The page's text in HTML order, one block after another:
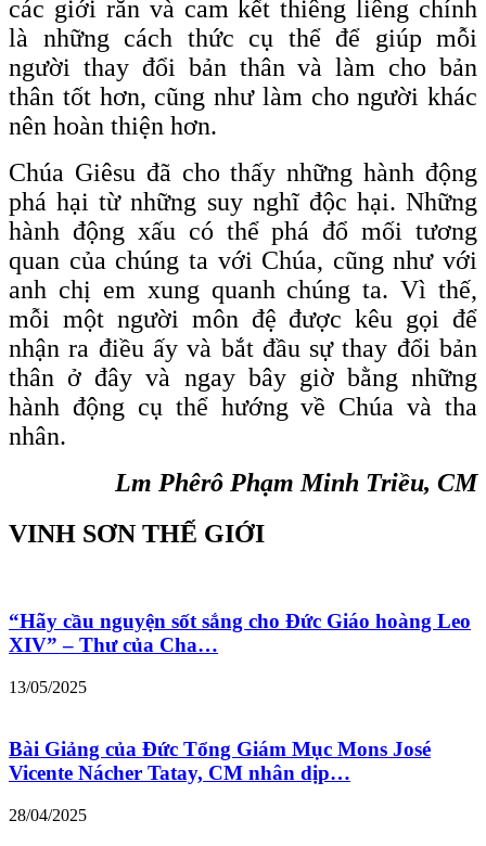
các giới răn và cam kết thiêng liêng chính
là những cách thức cụ thể để giúp mỗi
người thay đổi bản thân và làm cho bản
thân tốt hơn, cũng như làm cho người khác
nên hoàn thiện hơn.
Chúa Giêsu đã cho thấy những hành động
phá hại từ những suy nghĩ độc hại. Những
hành động xấu có thể phá đổ mối tương
quan của chúng ta với Chúa, cũng như với
anh chị em xung quanh chúng ta. Vì thế,
mỗi một người môn đệ được kêu gọi để
nhận ra điều ấy và bắt đầu sự thay đổi bản
thân ở đây và ngay bây giờ bằng những
hành động cụ thể hướng về Chúa và tha
nhân.
Lm Phêrô Phạm Minh Triều, CM
VINH SƠN THẾ GIỚI
“Hãy cầu nguyện sốt sắng cho Đức Giáo hoàng Leo
XIV” – Thư của Cha…
13/05/2025
Bài Giảng của Đức Tổng Giám Mục Mons José
Vicente Nácher Tatay, CM nhân dịp…
28/04/2025